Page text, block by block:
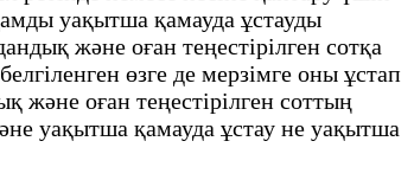
уақытша қамауда ұстауды
және оған теңестірілген сотқа
өзге де мерзімге оны ұстап
және оған теңестірілген соттың
уақытша қамауда ұстау не уақытша